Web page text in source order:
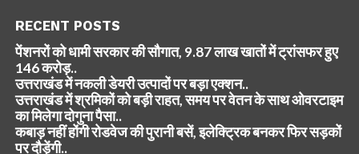
RECENT POSTS
पेंशनरों को धामी सरकार की सौगात, 9.87 लाख खातों में ट्रांसफर हुए
146 करोड़..
उत्तराखंड में नकली डेयरी उत्पादों पर बड़ा एक्शन..
उत्तराखंड में श्रमिकों को बड़ी राहत, समय पर वेतन के साथ ओवरटाइम
का मिलेगा दोगुना पैसा..
कबाड़ नहीं होंगी रोडवेज की पुरानी बसें, इलेक्ट्रिक बनकर फिर सड़कों
पर दौड़ेंगी..